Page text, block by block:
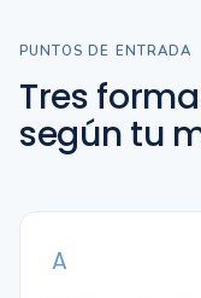
PUNTOS DE ENTRADA
Tres
según tu
A